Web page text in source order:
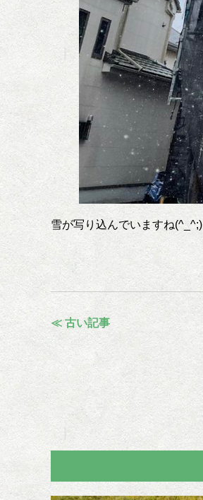
雪が写り込んでいますね(^_^;)
≪ 古い記事